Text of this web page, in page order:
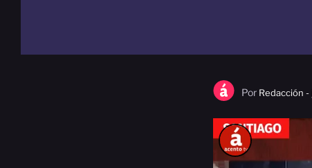
Por Redacción -